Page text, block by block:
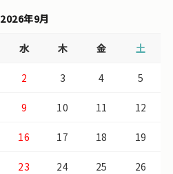
2026年9月
水 木 金 土
2 3 4 5
9 10 11 12
16 17 18 19
23 24 25 26